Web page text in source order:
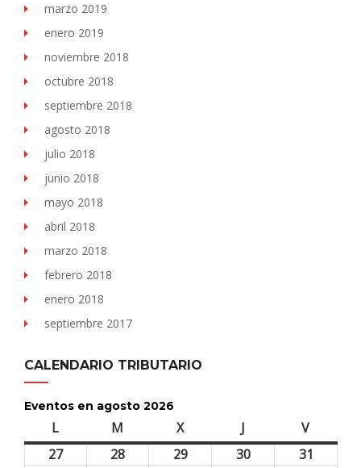
marzo 2019
enero 2019
noviembre 2018
octubre 2018
septiembre 2018
agosto 2018
julio 2018
junio 2018
mayo 2018
abril 2018
marzo 2018
febrero 2018
enero 2018
septiembre 2017
CALENDARIO TRIBUTARIO
Eventos en agosto 2026
L M Xmiércoles J Vviernes
2727
28 2929
3030
31